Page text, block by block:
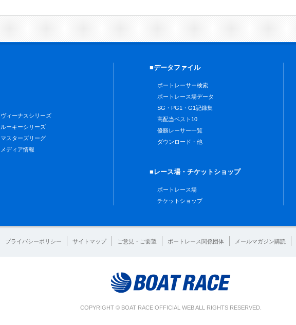
ヴィーナスシリーズ
ルーキーシリーズ
マスターズリーグ
メディア情報
■データファイル
ボートレーサー検索
ボートレース場データ
SG・PG1・G1記録集
高配当ベスト10
優勝レーサー一覧
ダウンロード・他
■レース場・チケットショップ
ボートレース場
チケットショップ
プライバシーポリシー サイトマップ ご意見・ご要望 ボートレース関係団体 メールマガジン購読
COPYRIGHT © BOAT RACE OFFICIAL WEB ALL RIGHTS RESERVED.